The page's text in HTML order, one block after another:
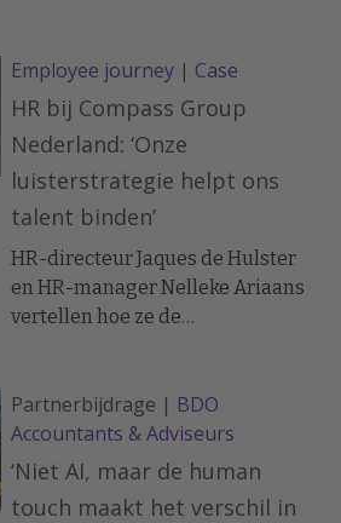
en Filip De Groeve laten zien hoe
HR menopauze bespreekbaar én
ondersteunend kan maken.
Employee journey | Case
HR bij Compass Group
Nederland: ‘Onze
luisterstrategie helpt ons
talent binden’
HR-directeur Jaques de Hulster
en HR-manager Nelleke Ariaans
vertellen hoe ze de
Partnerbijdrage | BDO
Accountants & Adviseurs
‘Niet AI, maar de human
touch maakt het verschil in